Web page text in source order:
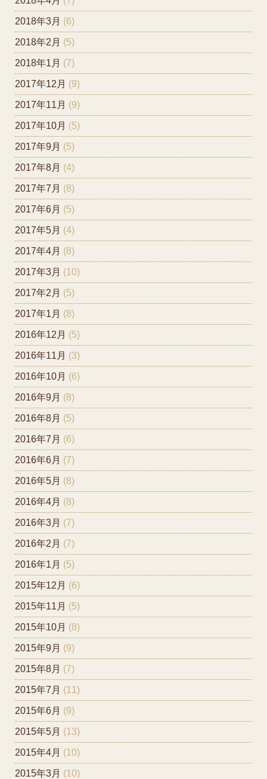
2018年3月 (6)
2018年2月 (5)
2018年1月 (7)
2017年12月 (9)
2017年11月 (9)
2017年10月 (5)
2017年9月 (5)
2017年8月 (4)
2017年7月 (8)
2017年6月 (5)
2017年5月 (4)
2017年4月 (8)
2017年3月 (10)
2017年2月 (5)
2017年1月 (8)
2016年12月 (5)
2016年11月 (3)
2016年10月 (6)
2016年9月 (8)
2016年8月 (5)
2016年7月 (6)
2016年6月 (7)
2016年5月 (8)
2016年4月 (8)
2016年3月 (7)
2016年2月 (7)
2016年1月 (5)
2015年12月 (6)
2015年11月 (5)
2015年10月 (8)
2015年9月 (9)
2015年8月 (7)
2015年7月 (11)
2015年6月 (9)
2015年5月 (13)
2015年4月 (10)
2015年3月 (10)